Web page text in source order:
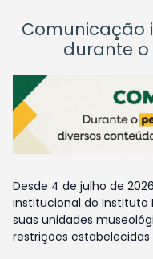
Comunicação
durante
Desde 4 de julho de
institucional do Instituto
suas unidades
restrições